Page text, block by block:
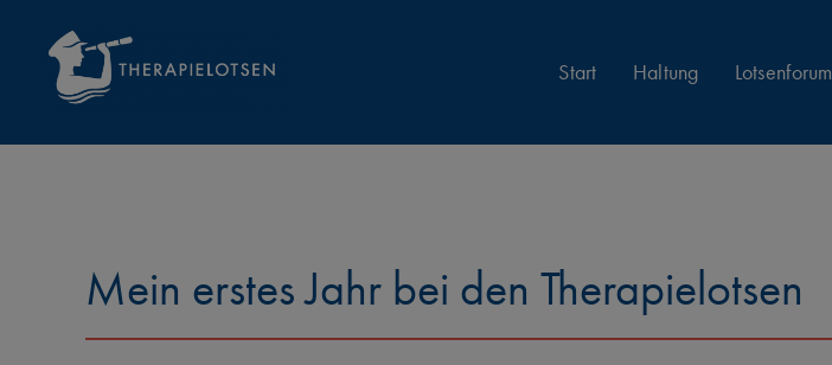
springen
Start Haltung Lotsenforum
Mein erstes Jahr bei den Therapielotsen